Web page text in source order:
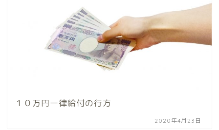
１０万円一律給付の行方
2020年4月23日